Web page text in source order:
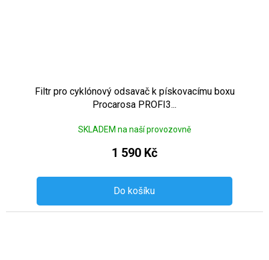
Filtr pro cyklónový odsavač k pískovacímu boxu
Procarosa PROFI3...
SKLADEM na naší provozovně
1 590 Kč
Do košíku